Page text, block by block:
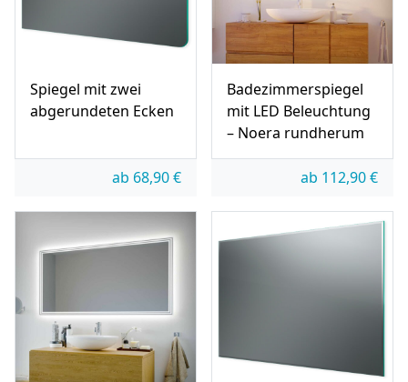
Spiegel mit zwei
abgerundeten Ecken
ab 68,90€
Badezimmerspiegel
mit LED Beleuchtung
– Noera rundherum
ab 112,90€